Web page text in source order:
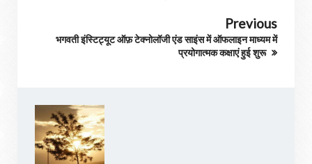
Previous
भगवती इंस्टिट्यूट ऑफ़ टेक्नोलॉजी एंड साइंस में ऑफलाइन माध्यम में
प्रयोगात्मक कक्षाएं हुई शुरू